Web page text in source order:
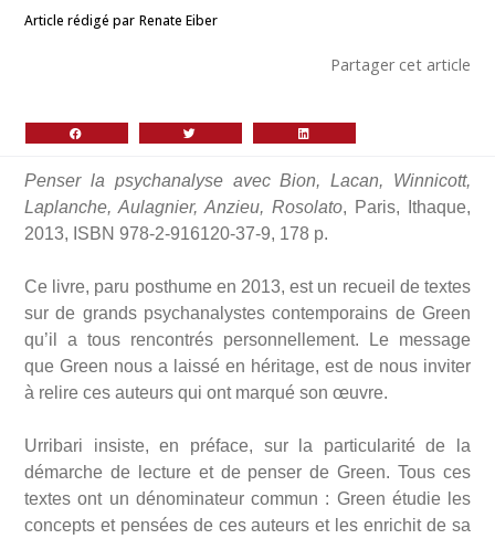
Article rédigé par Renate Eiber
Partager cet article
Penser la psychanalyse avec Bion, Lacan, Winnicott,
Laplanche, Aulagnier, Anzieu, Rosolato, Paris, Ithaque,
2013, ISBN 978-2-916120-37-9, 178 p.
Ce livre, paru posthume en 2013, est un recueil de textes
sur de grands psychanalystes contemporains de Green
qu’il a tous rencontrés personnellement. Le message
que Green nous a laissé en héritage, est de nous inviter
à relire ces auteurs qui ont marqué son œuvre.
Urribari insiste, en préface, sur la particularité de la
démarche de lecture et de penser de Green. Tous ces
textes ont un dénominateur commun : Green étudie les
concepts et pensées de ces auteurs et les enrichit de sa